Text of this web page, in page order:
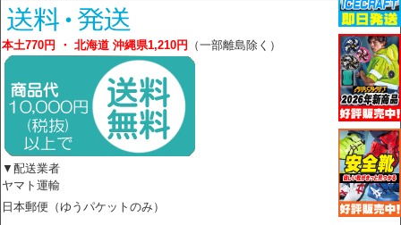
本土770円 ・ 北海道 沖縄県1,210円 （一部離島除く）
▼配送業者
ヤマト運輸
日本郵便（ゆうパケットのみ）